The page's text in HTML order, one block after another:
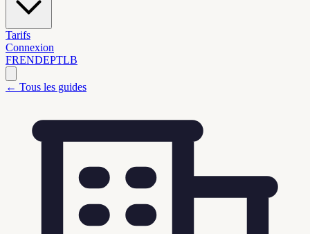
Tarifs
Connexion
FRENDEPTLB
← Tous les guides